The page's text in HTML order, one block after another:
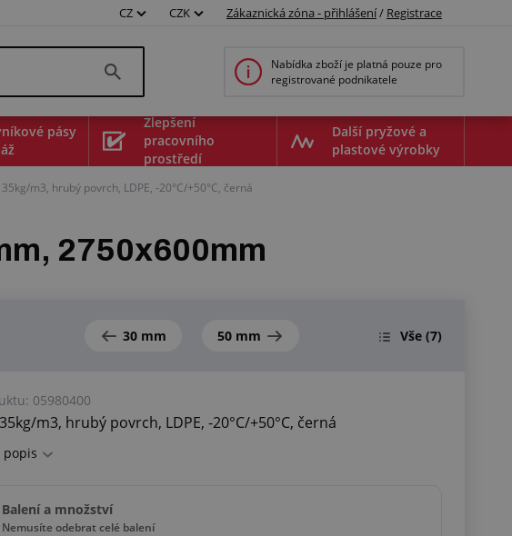
CZ CZK Zákaznická zóna - přihlášení/ Registrace
Nabídka zboží je platná pouze pro
registrované podnikatele
pásy
Zlepšení
pracovního
prostředí
Další pryžové a
plastové výrobky
m3, hrubý povrch, LDPE, -20°C/+50°C, černá
2750x600mm
30 mm 50 mm Vše (7)
05980400
m3, hrubý povrch, LDPE, -20°C/+50°C, černá
popis
Balení a množství
Nemusíte odebrat celé balení